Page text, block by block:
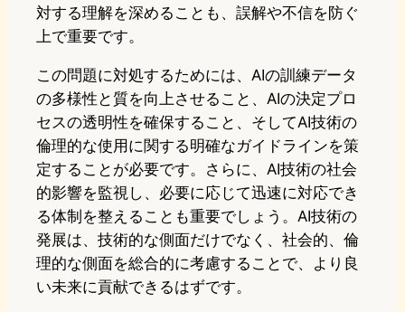
対する理解を深めることも、誤解や不信を防ぐ
上で重要です。
この問題に対処するためには、AIの訓練データ
の多様性と質を向上させること、AIの決定プロ
セスの透明性を確保すること、そしてAI技術の
倫理的な使用に関する明確なガイドラインを策
定することが必要です。さらに、AI技術の社会
的影響を監視し、必要に応じて迅速に対応でき
る体制を整えることも重要でしょう。AI技術の
発展は、技術的な側面だけでなく、社会的、倫
理的な側面を総合的に考慮することで、より良
い未来に貢献できるはずです。